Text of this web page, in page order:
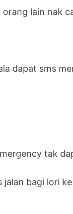
lain nak
dapat sms
tak
bagi lori